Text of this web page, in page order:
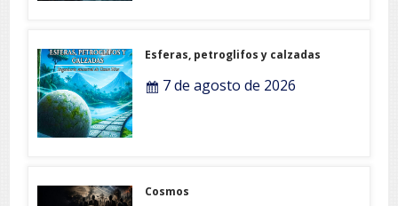
Esferas, petroglifos y calzadas
7 de agosto de 2026
Cosmos